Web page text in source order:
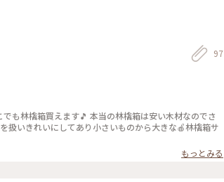
97
扱いきれいにしてあり小さいものから大きな🍎林檎箱サ
もっとみる